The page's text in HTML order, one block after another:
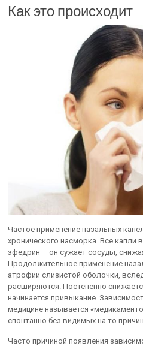
Как это происходит
Частое применение назальных
хронического насморка. Все капли
эфедрин – он сужает сосуды,
Продолжительное применение
атрофии слизистой оболочки,
расширяются. Постепенно
начинается привыкание.
медицине называется
спонтанно без видимых на то причин.
Часто причиной появления